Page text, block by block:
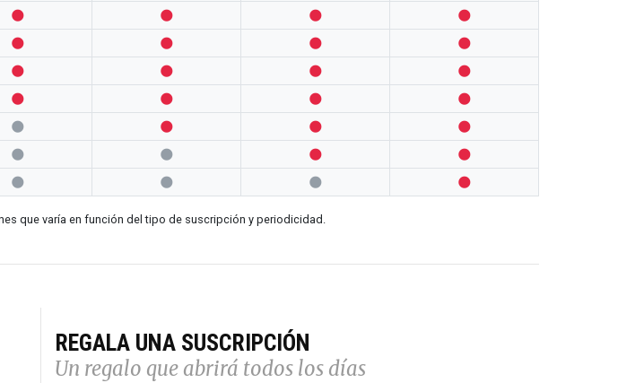
   
   
   
   
   
   
   
que varía en función del tipo de suscripción y periodicidad.
REGALA UNA SUSCRIPCIÓN
Un regalo que abrirá todos los días